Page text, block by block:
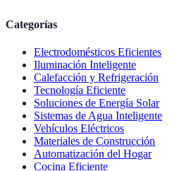
Categorías
Electrodomésticos Eficientes
Iluminación Inteligente
Calefacción y Refrigeración
Tecnología Eficiente
Soluciones de Energía Solar
Sistemas de Agua Inteligente
Vehículos Eléctricos
Materiales de Construcción
Automatización del Hogar
Cocina Eficiente